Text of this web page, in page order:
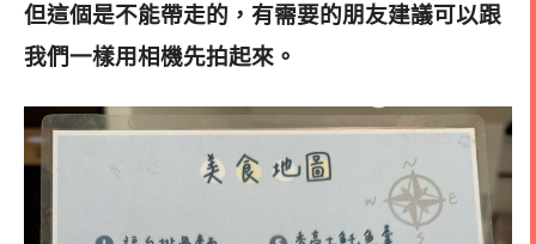
但這個是不能帶走的，有需要的朋友建議可以跟
我們一樣用相機先拍起來。